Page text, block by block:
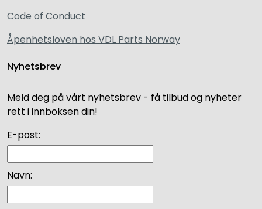
Code of Conduct
Åpenhetsloven hos VDL Parts Norway
Nyhetsbrev
Meld deg på vårt nyhetsbrev - få tilbud og nyheter
rett i innboksen din!
E-post:
Navn: